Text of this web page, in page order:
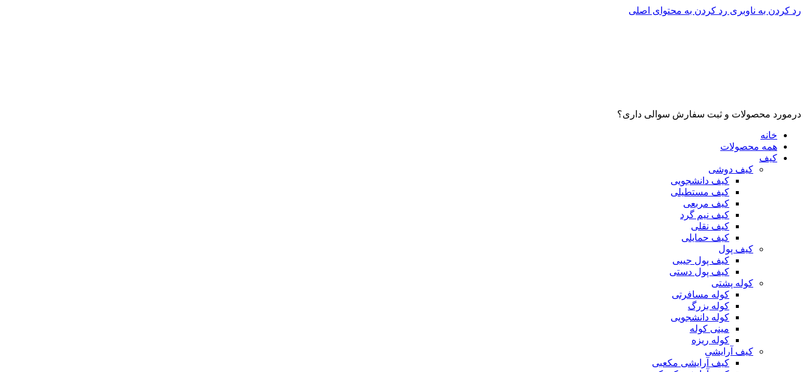
رد کردن به ناوبری رد کردن به محتوای اصلی
درمورد محصولات و ثبت سفارش سوالی داری؟
خانه
همه محصولات
کیف
کیف دوشی
کیف دانشجویی
کیف مستطیلی
کیف مربعی
کیف نیم گرد
کیف نقلی
کیف حمایلی
کیف پول
کیف پول جیبی
کیف پول دستی
کوله پشتی
کوله مسافرتی
کوله بزرگ
کوله دانشجویی
مینی کوله
کوله ریزه
کیف آرایشی
کیف آرایشی مکعبی